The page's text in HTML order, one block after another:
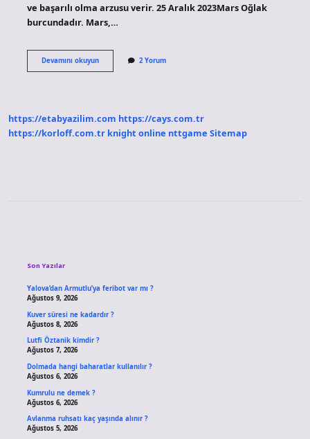
ve başarılı olma arzusu verir. 25 Aralık 2023Mars Oğlak
burcundadır. Mars,…
Devamını okuyunMars
Nerede
2 Yorum
https://etabyazilim.com https://cays.com.tr
https://korloff.com.tr knight online nttgame Sitemap
Son Yazılar
Yalova’dan Armutlu’ya feribot var mı ?
Ağustos 9, 2026
Kuver süresi ne kadardır ?
Ağustos 8, 2026
Lutfi Öztanik kimdir ?
Ağustos 7, 2026
Dolmada hangi baharatlar kullanılır ?
Ağustos 6, 2026
Kumrulu ne demek ?
Ağustos 6, 2026
Avlanma ruhsatı kaç yaşında alınır ?
Ağustos 5, 2026